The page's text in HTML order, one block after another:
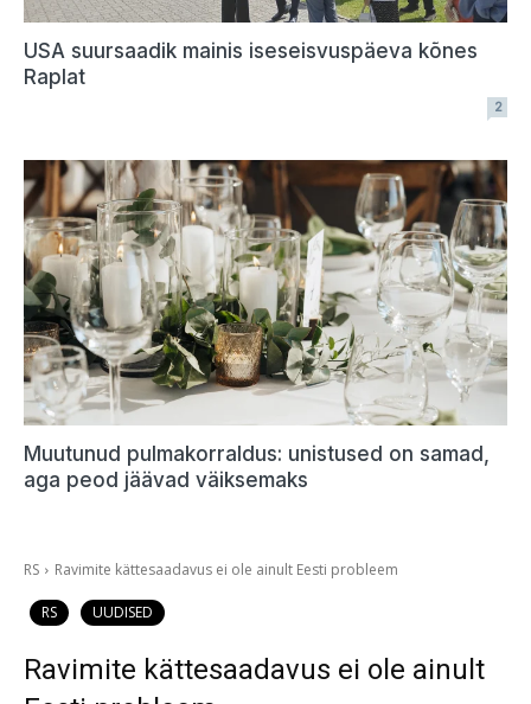
USA suursaadik mainis iseseisvuspäeva kõnes
Raplat
2
Muutunud pulmakorraldus: unistused on samad,
aga peod jäävad väiksemaks